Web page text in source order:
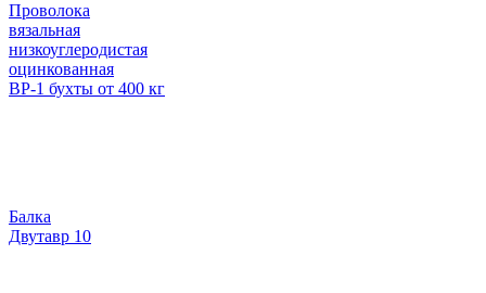
Проволока
вязальная
низкоуглеродистая
оцинкованная
ВР-1 бухты от 400 кг
Балка
Двутавр 10